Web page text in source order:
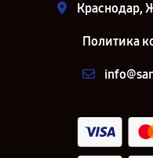
Краснодар,
Политика